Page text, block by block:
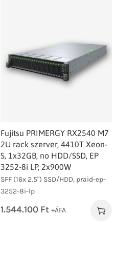
Fujitsu PRIMERGY RX2540 M7
2U rack szerver, 4410T Xeon-
S, 1x32GB, no HDD/SSD, EP
3252-8i LP, 2x900W
SFF (16x 2.5") SSD/HDD, praid-ep-
3252-8i-lp
1.544.100 Ft +ÁFA